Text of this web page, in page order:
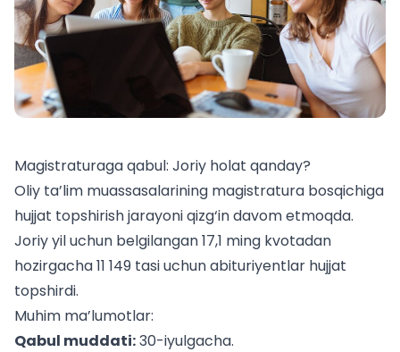
Magistraturaga qabul: Joriy holat qanday?
Oliy ta’lim muassasalarining magistratura bosqichiga
hujjat topshirish jarayoni qizg‘in davom etmoqda.
Joriy yil uchun belgilangan 17,1 ming kvotadan
hozirgacha 11 149 tasi uchun abituriyentlar hujjat
topshirdi.
Muhim ma’lumotlar:
Qabul muddati:30-iyulgacha.